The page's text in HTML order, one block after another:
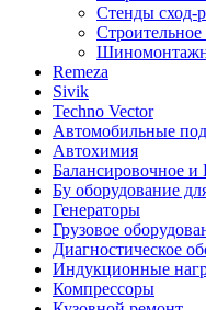
Стенды сход-
Remeza
Sivik
Techno Vector
Автомобильные
Автохимия
Балансировочное
Бу оборудование
Генераторы
Грузовое
Диагностическое
Индукционные
Компрессоры